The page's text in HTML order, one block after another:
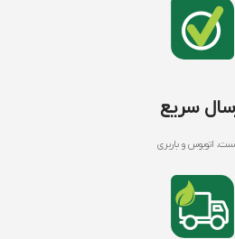
سریع
اتوبوس و باربری